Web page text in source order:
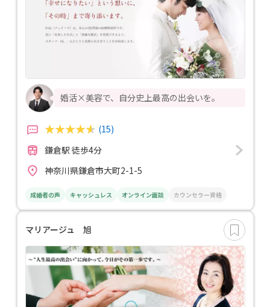
婚活×美容で、自分史上最高の出会いを。
(15)
鎌倉駅 徒歩4分
神奈川県鎌倉市大町2-1-5
成婚者の声 キャッシュレス オンライン面談 カウンセラー資格
マリアージュ 旭